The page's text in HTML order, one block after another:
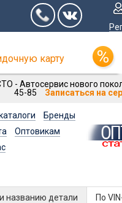
карту
- Автосервис нового
45-85
Записаться на
Бренды
Оптовикам
названию детали По